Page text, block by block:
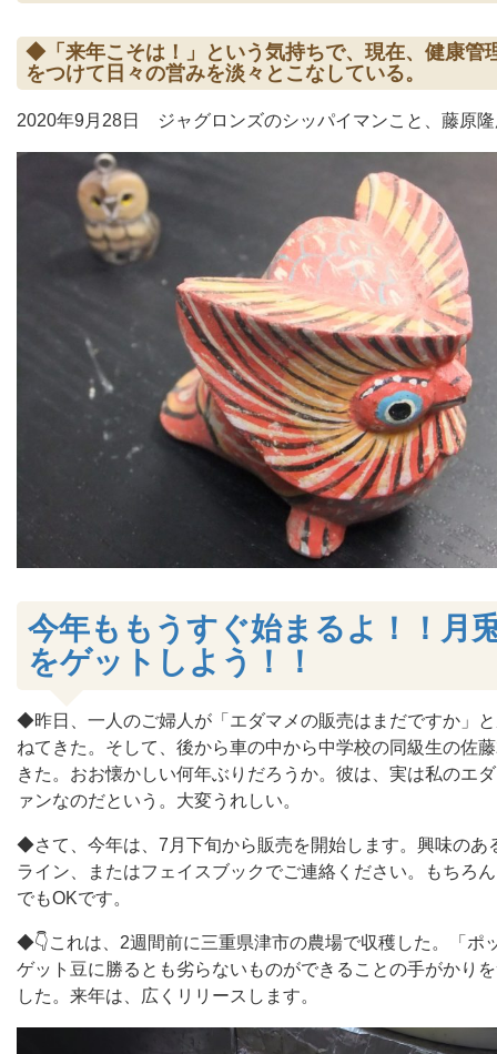
◆「来年こそは！」という気持ちで、現在、健康管
をつけて日々の営みを淡々とこなしている。
2020年9月28日 ジャグロンズのシッパイマンこと、藤原
今年ももうすぐ始まるよ！！月
をゲットしよう！！
◆昨日、一人のご婦人が「エダマメの販売はまだですか」
ねてきた。そして、後から車の中から中学校の同級生の佐
きた。おお懐かしい何年ぶりだろうか。彼は、実は私のエ
ァンなのだという。大変うれしい。
◆さて、今年は、7月下旬から販売を開始します。興味のあ
ライン、またはフェイスブックでご連絡ください。もちろ
でもOKです。
◆👇これは、2週間前に三重県津市の農場で収穫した。「ポ
ゲット豆に勝るとも劣らないものができることの手がかり
した。来年は、広くリリースします。